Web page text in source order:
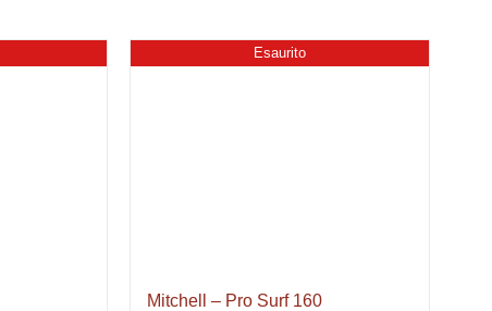
Esaurito
Mitchell – Pro Surf 160